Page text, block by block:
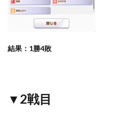
結果：1勝4敗
▼2戦目